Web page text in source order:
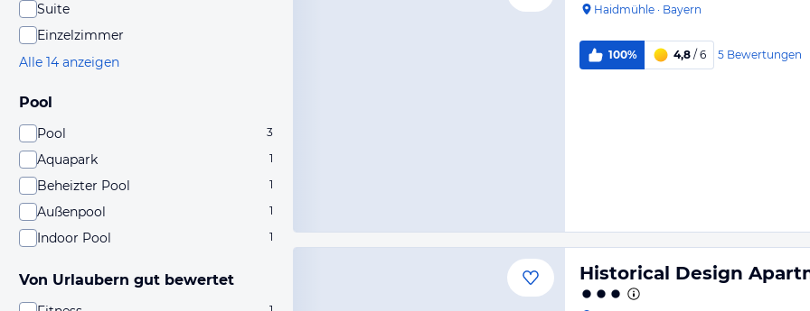
Suite
Einzelzimmer
Alle 14 anzeigen
Pool
Pool 3
Aquapark 1
Beheizter Pool 1
Außenpool 1
Indoor Pool 1
Von Urlaubern gut bewertet
Haidmühle · Bayern
100% 4,8 / 6 5 Bewertungen
Historical Design